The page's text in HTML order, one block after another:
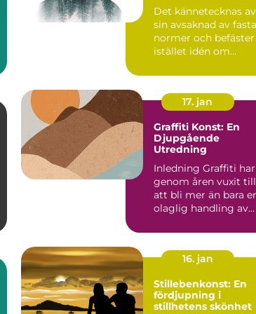
av 1900-talet som en
motreaktion mot
modernismens
stränga regler och
Det kännetecknas av
sin avsaknad av fasta
normer och befäster
istället idén om
s...
17. jan
Graffiti Konst: En
Djupgående
Utredning
Inledning Graffiti har
genom åren vuxit till
att bli mer än bara
olaglig handling av
16. jan
Stillebenkonst: En
fördjupning i
stillhetens skönhet